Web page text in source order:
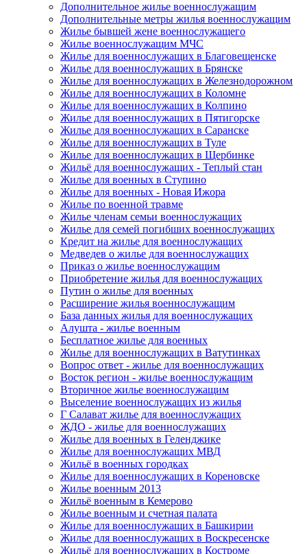
Дополнительное жилье военнослужащим
Дополнительные метры жилья военнослужащим
Жилье бывшей жене военнослужащего
Жилье военнослужащим МЧС
Жилье для военнослужащих в Благовещенске
Жилье для военнослужащих в Брянске
Жилье для военнослужащих в Железнодорожном
Жилье для военнослужащих в Коломне
Жилье для военнослужащих в Колпино
Жилье для военнослужащих в Пятигорске
Жилье для военнослужащих в Саранске
Жилье для военнослужащих в Туле
Жилье для военнослужащих в Щербинке
Жильё для военнослужащих - Теплый стан
Жилье для военных в Ступино
Жилье для военных - Новая Ижора
Жилье по военной травме
Жилье членам семьи военнослужащих
Жилье для семей погибших военнослужащих
Кредит на жилье для военнослужащих
Медведев о жилье для военнослужащих
Приказ о жилье военнослужащим
Приобретение жилья для военнослужащих
Путин о жилье для военных
Расширение жилья военнослужащим
База данных жилья для военнослужащих
Алушта - жилье военным
Бесплатное жилье для военных
Жилье для военнослужащих в Ватутинках
Вопрос ответ - жилье для военнослужащих
Восток регион - жилье военнослужащим
Вторичное жилье военнослужащим
Выселение военнослужащих из жилья
Г Салават жилье для военнослужащих
ЖДО - жилье для военнослужащих
Жилье для военных в Геленджике
Жилье для военнослужащих МВД
Жильё в военных городках
Жилье для военнослужащих в Кореновске
Жилье военным 2013
Жильё военным в Кемерово
Жилье военным и счетная палата
Жилье для военнослужащих в Башкирии
Жилье для военнослужащих в Воскресенске
Жильё для военнослужащих в Костроме